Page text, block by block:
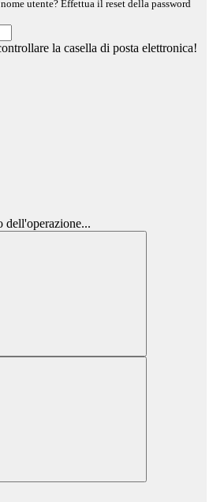
utente? Effettua il reset della password
la casella di posta elettronica!
dell'operazione...